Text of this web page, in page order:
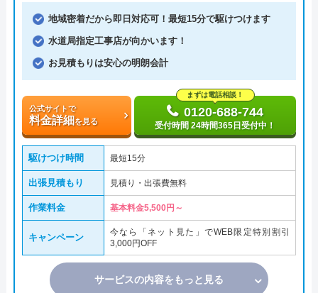
地域密着だから即日対応可！最短15分で駆けつけます
水道局指定工事店が向かいます！
お見積もりは安心の明朗会計
公式サイトで
料金詳細を見る
まずは電話相談！
0120-688-744
受付時間 24時間365日受付中！
駆けつけ時間 最短15分
出張見積もり 見積り・出張費無料
作業料金 基本料金5,500円～
キャンペーン
今なら「ネット見た」でWEB限定特別割引
3,000円OFF
サービスの内容をもっと見る